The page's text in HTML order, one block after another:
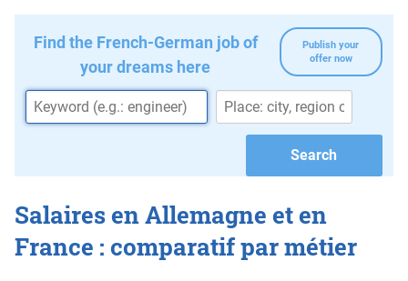
Publish your
offer now
Find the French-German job of
your dreams here
Salaires en Allemagne et en
France : comparatif par métier